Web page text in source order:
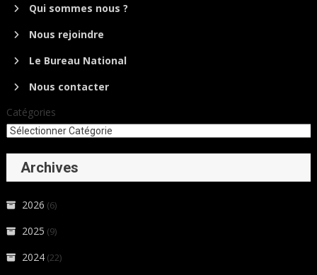
Qui sommes nous ?
Nous rejoindre
Le Bureau National
Nous contacter
Catégories
Archives
2026 (6)
2025 (9)
2024 (22)